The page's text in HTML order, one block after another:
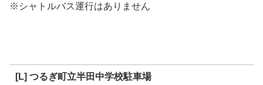
※シャトルバス運行はありません
[L] つるぎ町立半田中学校駐車場